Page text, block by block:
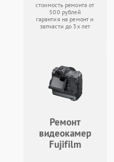
стоимость ремонта от
500 рублей
гарантия на ремонт и
запчасти до 3х лет
Ремонт
видеокамер
Fujifilm